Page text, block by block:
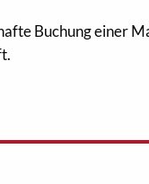
Buchung einer